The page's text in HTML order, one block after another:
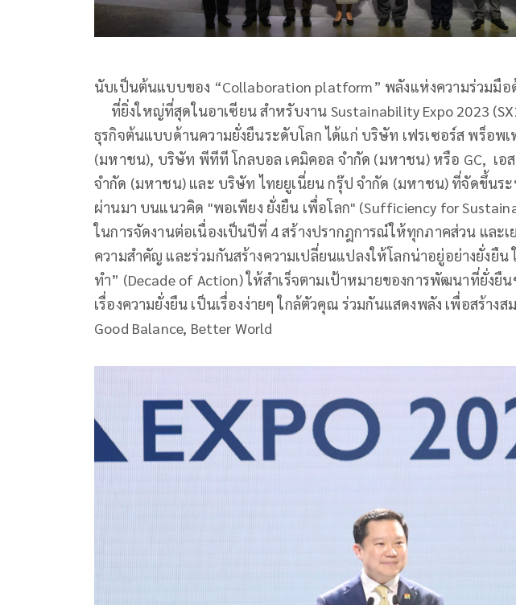
นับเป็นต้นแบบของ “Collaboration platform” พลังแห่งความร่วมมือ
ที่ยิ่งใหญ่ที่สุดในอาเซียน สำหรับงาน Sustainability Expo 2023
ธุรกิจต้นแบบด้านความยั่งยืนระดับโลก ได้แก่ บริษัท เฟรเซอร์ส พร็อพเ
(มหาชน), บริษัท พีทีที โกลบอล เคมิคอล จำกัด (มหาชน) หรือ GC, เอ
จำกัด (มหาชน) และ บริษัท ไทยยูเนี่ยน กรุ๊ป จำกัด (มหาชน) ที่จัดขึ้นระ
ผ่านมา บนแนวคิด "พอเพียง ยั่งยืน เพื่อโลก" (Sufficiency for
ในการจัดงานต่อเนื่องเป็นปีที่ 4 สร้างปรากฎการณ์ให้ทุกภาคส่วน และ
ความสำคัญ และร่วมกันสร้างความเปลี่ยนแปลงให้โลกน่าอยู่อย่างยั่งยื
ทำ” (Decade of Action) ให้สำเร็จตามเป้าหมายของการพัฒนาที่ยั่งยืน
เรื่องความยั่งยืน เป็นเรื่องง่ายๆ ใกล้ตัวคุณ ร่วมกันแสดงพลัง เพื่อสร้าง
Good Balance, Better World